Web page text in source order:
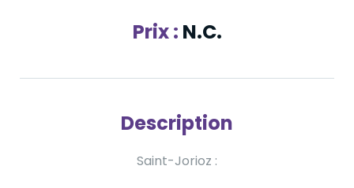
Prix : N.C.
Description
Saint-Jorioz :